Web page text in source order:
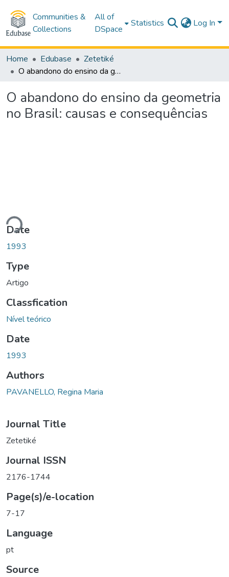
Communities &
Collections
All of
DSpace
Statistics Log In
Home Edubase
Zetetiké
O abandono do ensino da geometria no Brasil: causas e consequências
O abandono do ensino da geometria
no Brasil: causas e consequências
Date
1993
Type
Artigo
Classfication
Nível teórico
Date
1993
Authors
PAVANELLO, Regina Maria
Journal Title
Zetetiké
Journal ISSN
2176-1744
Page(s)/e-location
7-17
Language
pt
Source